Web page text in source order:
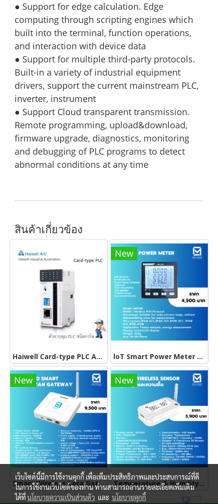
● Support for edge calculation. Edge
computing through scripting engines which
built into the terminal, function operations,
and interaction with device data
● Support for multiple third-party protocols.
Built-in a variety of industrial equipment
drivers, support the current mainstream PLC,
inverter, instrument
● Support Cloud transparent transmission.
Remote programming, upload&download,
firmware upgrade, diagnostics, monitoring
and debugging of PLC programs to detect
abnormal conditions at any time
สินค้าเกี่ยวข้อง
Haiwell Card-type PLC AC16SOR A08DOR MPU Haiwell การ์ดแบบลอจิกตัวควบคุมขนาดเล็ก,ซีพียู PLC ดีไซน์บาง ขยายตัวแบบดิจิตอล
New
loT Smart Power Meter มิเตอร์สามเฟสสำหรับการมอนิเตอร์การใช้ไฟแบบออนไลน์
New
Smart Wireless Lora Gateway รับสัญญาไกลถึง 2 กิโลเมตร
New
Temperature & Humility Sensor เซ็นเซอร์วัดความชื้นและอุณหภูมิแบบไร้สาย รองรับ lorawan modbus RS485 TLV JASON
เว็บไซต์นี้มีการใช้งานคุกกี้ เพื่อเพิ่มประสิทธิภาพและประสบการณ์ที่ดี
ในการใช้งานเว็บไซต์ของท่าน ท่านสามารถอ่านรายละเอียดเพิ่มเติม
ได้ที่นโยบายความเป็นส่วนตัว และ นโยบายคุกกี้